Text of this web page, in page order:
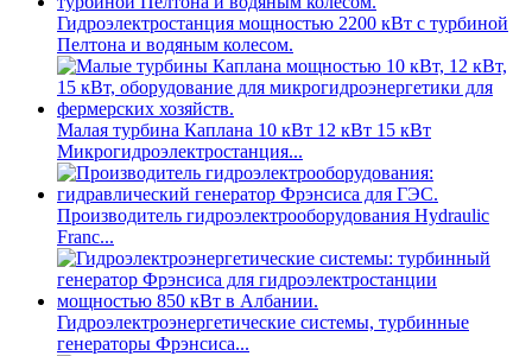
Гидроэлектростанция мощностью 2200 кВт с турбиной
Пелтона и водяным колесом.
Малая турбина Каплана 10 кВт 12 кВт 15 кВт
Микрогидроэлектростанция...
Производитель гидроэлектрооборудования Hydraulic
Franc...
Гидроэлектроэнергетические системы, турбинные
генераторы Фрэнсиса...